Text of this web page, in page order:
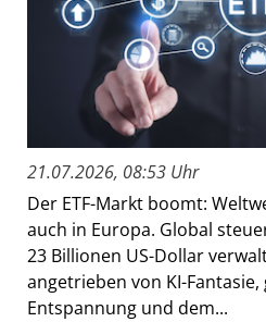
21.07.2026, 08:53 Uhr
Der ETF-Markt boomt:
auch in Europa. Global
23 Billionen US-Dollar
angetrieben von KI-
Entspannung und dem...